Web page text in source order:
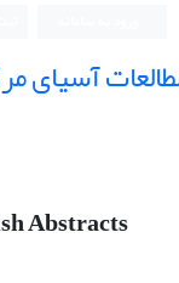
آسیای
Abstracts